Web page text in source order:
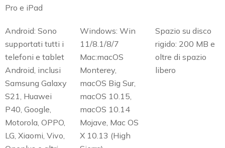
Pro e iPad
Android: Sono
supportati tutti i
telefoni e tablet
Android, inclusi
Samsung Galaxy
S21, Huawei
P40, Google,
Motorola, OPPO,
LG, Xiaomi, Vivo,
Windows: Win
11/8.1/8/7
Mac:macOS
Monterey,
macOS Big Sur,
macOS 10.15,
macOS 10.14
Mojave, Mac OS
X 10.13 (High
Spazio su disco
rigido: 200 MB e
oltre di spazio
libero